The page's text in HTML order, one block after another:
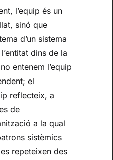
l’equip és un
sinó que
d’un sistema
dins de la
entenem l’equip
el
reflecteix, a
de
a la qual
sistèmics
repeteixen des